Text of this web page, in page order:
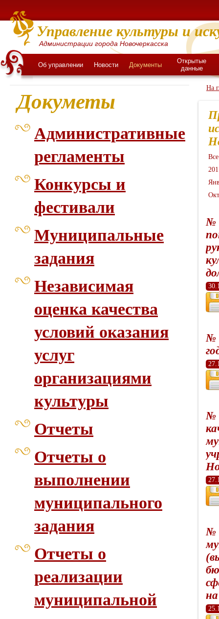
Управление культуры и
Администрации города Новочеркасска
Об управлении Новости Документы
Открытые
данные
Докуметы
Административные
регламенты
Конкурсы и
фестивали
Муниципальные
задания
Независимая
оценка качества
условий оказания
услуг
организациями
культуры
Отчеты
Отчеты о
выполнении
муниципального
задания
Отчеты о
реализации
муниципальной
На
№
№
№
№